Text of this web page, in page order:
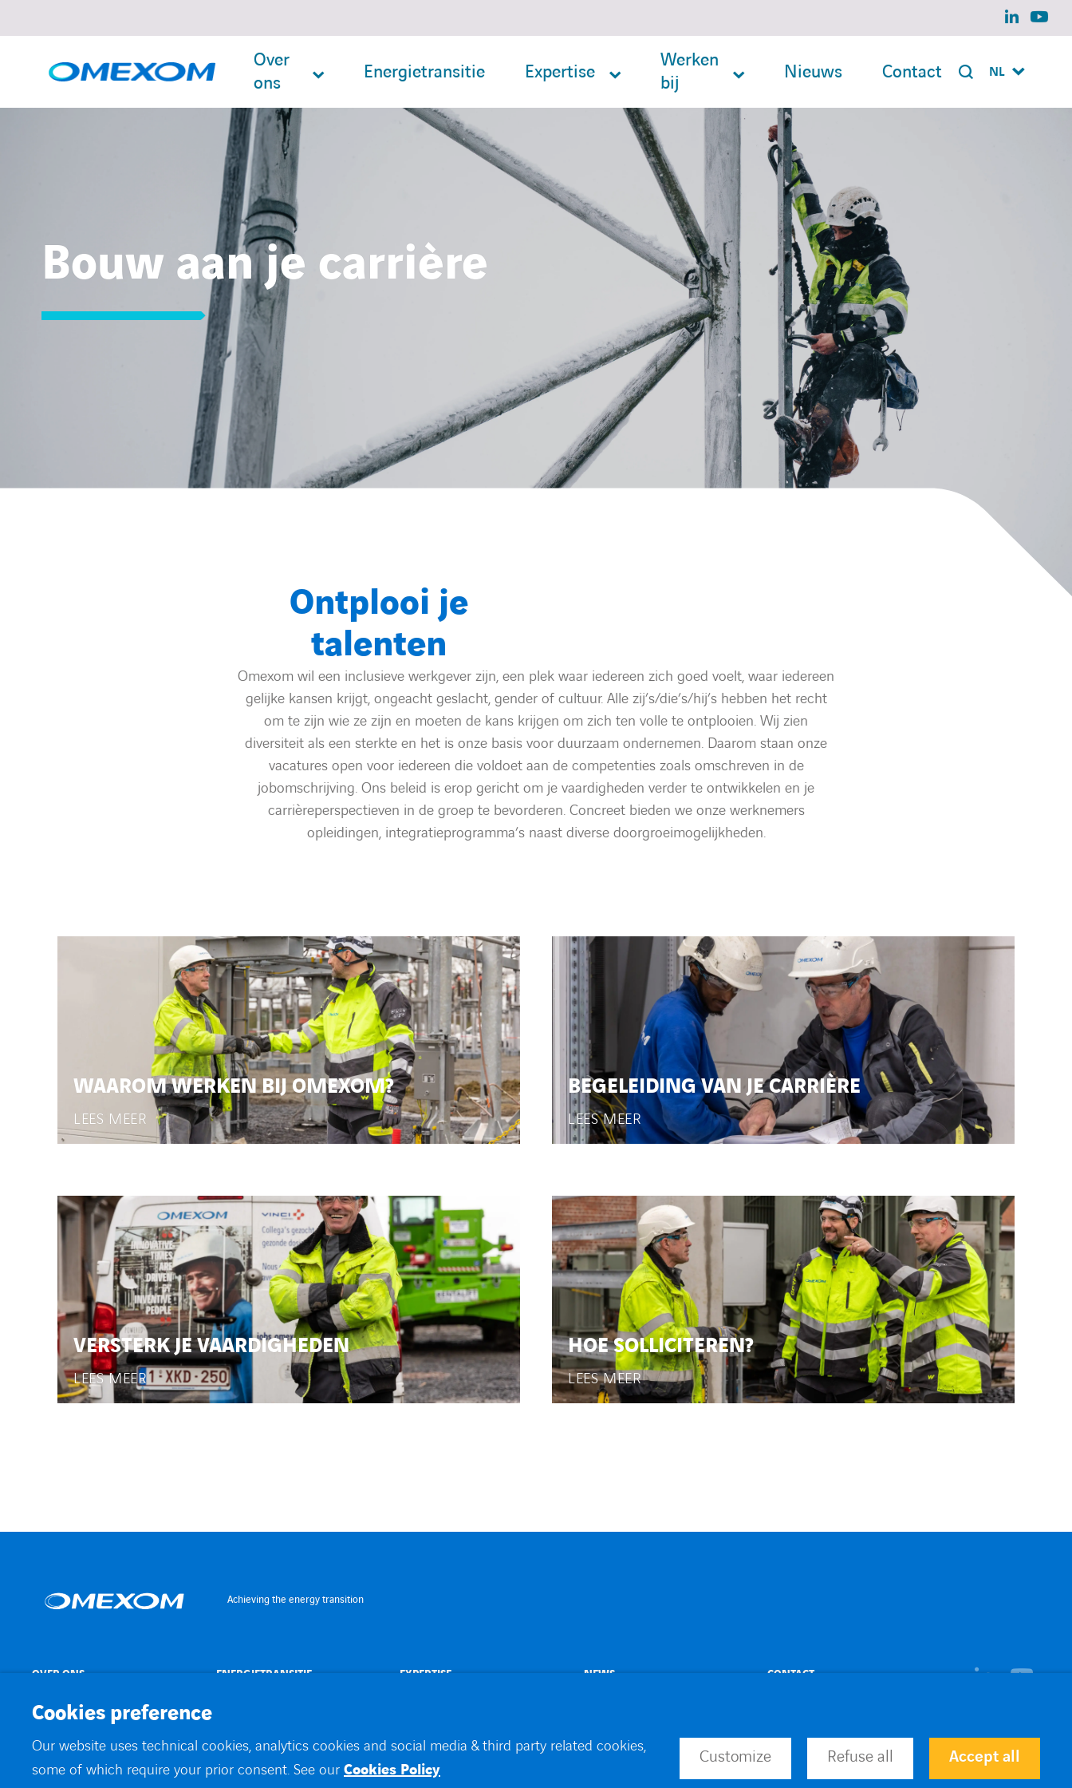
linkedin
Over
ons
Energietransitie Expertise
Werken
bij
Nieuws Contact NL
Bouw aan je carrière
Ontplooi je
talenten
Omexom wil een inclusieve werkgever zijn, een plek waar iedereen zich goed voelt, waar iedereen
gelijke kansen krijgt, ongeacht geslacht, gender of cultuur. Alle zij’s/die’s/hij’s hebben het recht
om te zijn wie ze zijn en moeten de kans krijgen om zich ten volle te ontplooien. Wij zien
diversiteit als een sterkte en het is onze basis voor duurzaam ondernemen. Daarom staan onze
vacatures open voor iedereen die voldoet aan de competenties zoals omschreven in de
jobomschrijving. Ons beleid is erop gericht om je vaardigheden verder te ontwikkelen en je
carrièreperspectieven in de groep te bevorderen. Concreet bieden we onze werknemers
opleidingen, integratieprogramma’s naast diverse doorgroeimogelijkheden.
WAAROM WERKEN BIJ OMEXOM?
LEES MEER
BEGELEIDING VAN JE CARRIÈRE
LEES MEER
VERSTERK JE VAARDIGHEDEN
LEES MEER
HOE SOLLICITEREN?
LEES MEER
Achieving the energy transition
OVER ONS ENERGIETRANSITIE EXPERTISE NEWS CONTACT linkedin
Werken bij
Cookies preference
Our website uses technical cookies, analytics cookies and social media & third party related cookies,
some of which require your prior consent. See our Cookies Policy
Customize Refuse all Accept all